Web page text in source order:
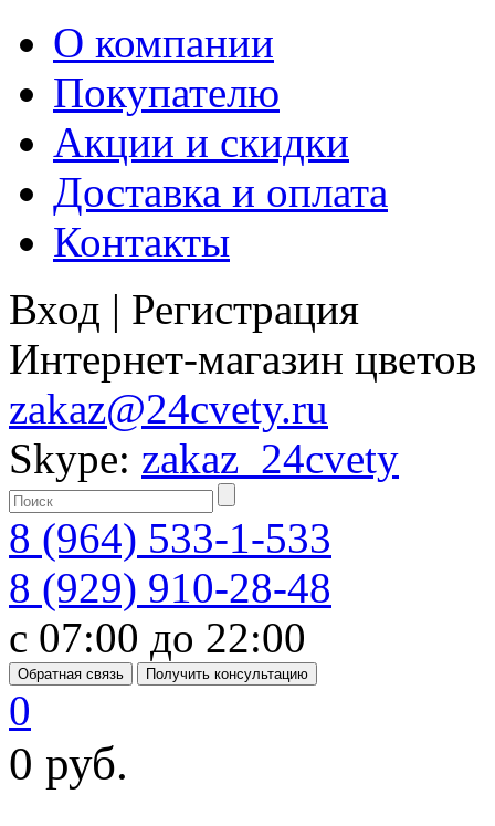
О компании
Покупателю
Акции и скидки
Доставка и оплата
Контакты
Вход | Регистрация
Интернет-магазин цветов
zakaz@24cvety.ru
Skype: zakaz_24cvety
8 (964) 533-1-533
8 (929) 910-28-48
с 07:00 до 22:00
Обратная связь Получить консультацию
0
0 руб.